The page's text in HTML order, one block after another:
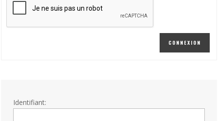
CONNEXION
Identifiant: